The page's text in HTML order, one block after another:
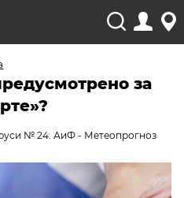
за
№ 24. АиФ - Метеопрогноз